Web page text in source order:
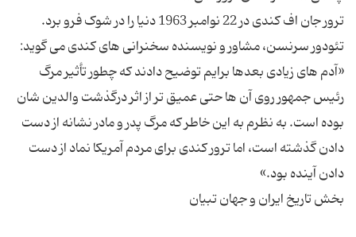
ترور جان اف کندی در 22 نوامبر 1963 دنیا را در شوک فرو برد.
تئودور سرنسن، مشاور و نویسنده سخنرانی های کندی می گوید:
«آدم های زیادی بعدها برایم توضیح دادند که چطور تأثیر مرگ
رئیس جمهور روی آن ها حتی عمیق تر از اثر درگذشت والدین شان
بوده است. به نظرم به این خاطر که مرگ پدر و مادر نشانه از دست
دادن گذشته است، اما ترور کندی برای مردم آمریکا نماد از دست